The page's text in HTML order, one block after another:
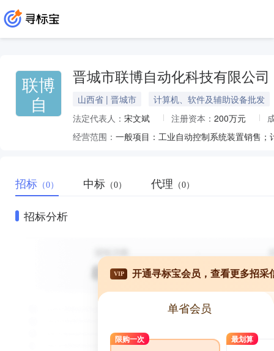
联博
自
晋城市联博自动化科技有限公司
山西省 | 晋城市
计算机、软件及辅助设备批发
法定代表人： 宋文斌 注册资本： 200万元
经营范围：
招标 （0） 中标 （0） 代理 （0）
招标分析
VIP 开通寻标宝会员，查看更多招采
单省会员
限购一次 最划算